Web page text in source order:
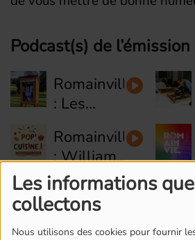
Les informations
collectons
Nous utilisons des cookies pour fournir
Podcast(s) de l’émission
Romainville
: Les
livres
Romainville
: William
de POP
Cuisine
Romainville
: Riad de
Cyclofficine